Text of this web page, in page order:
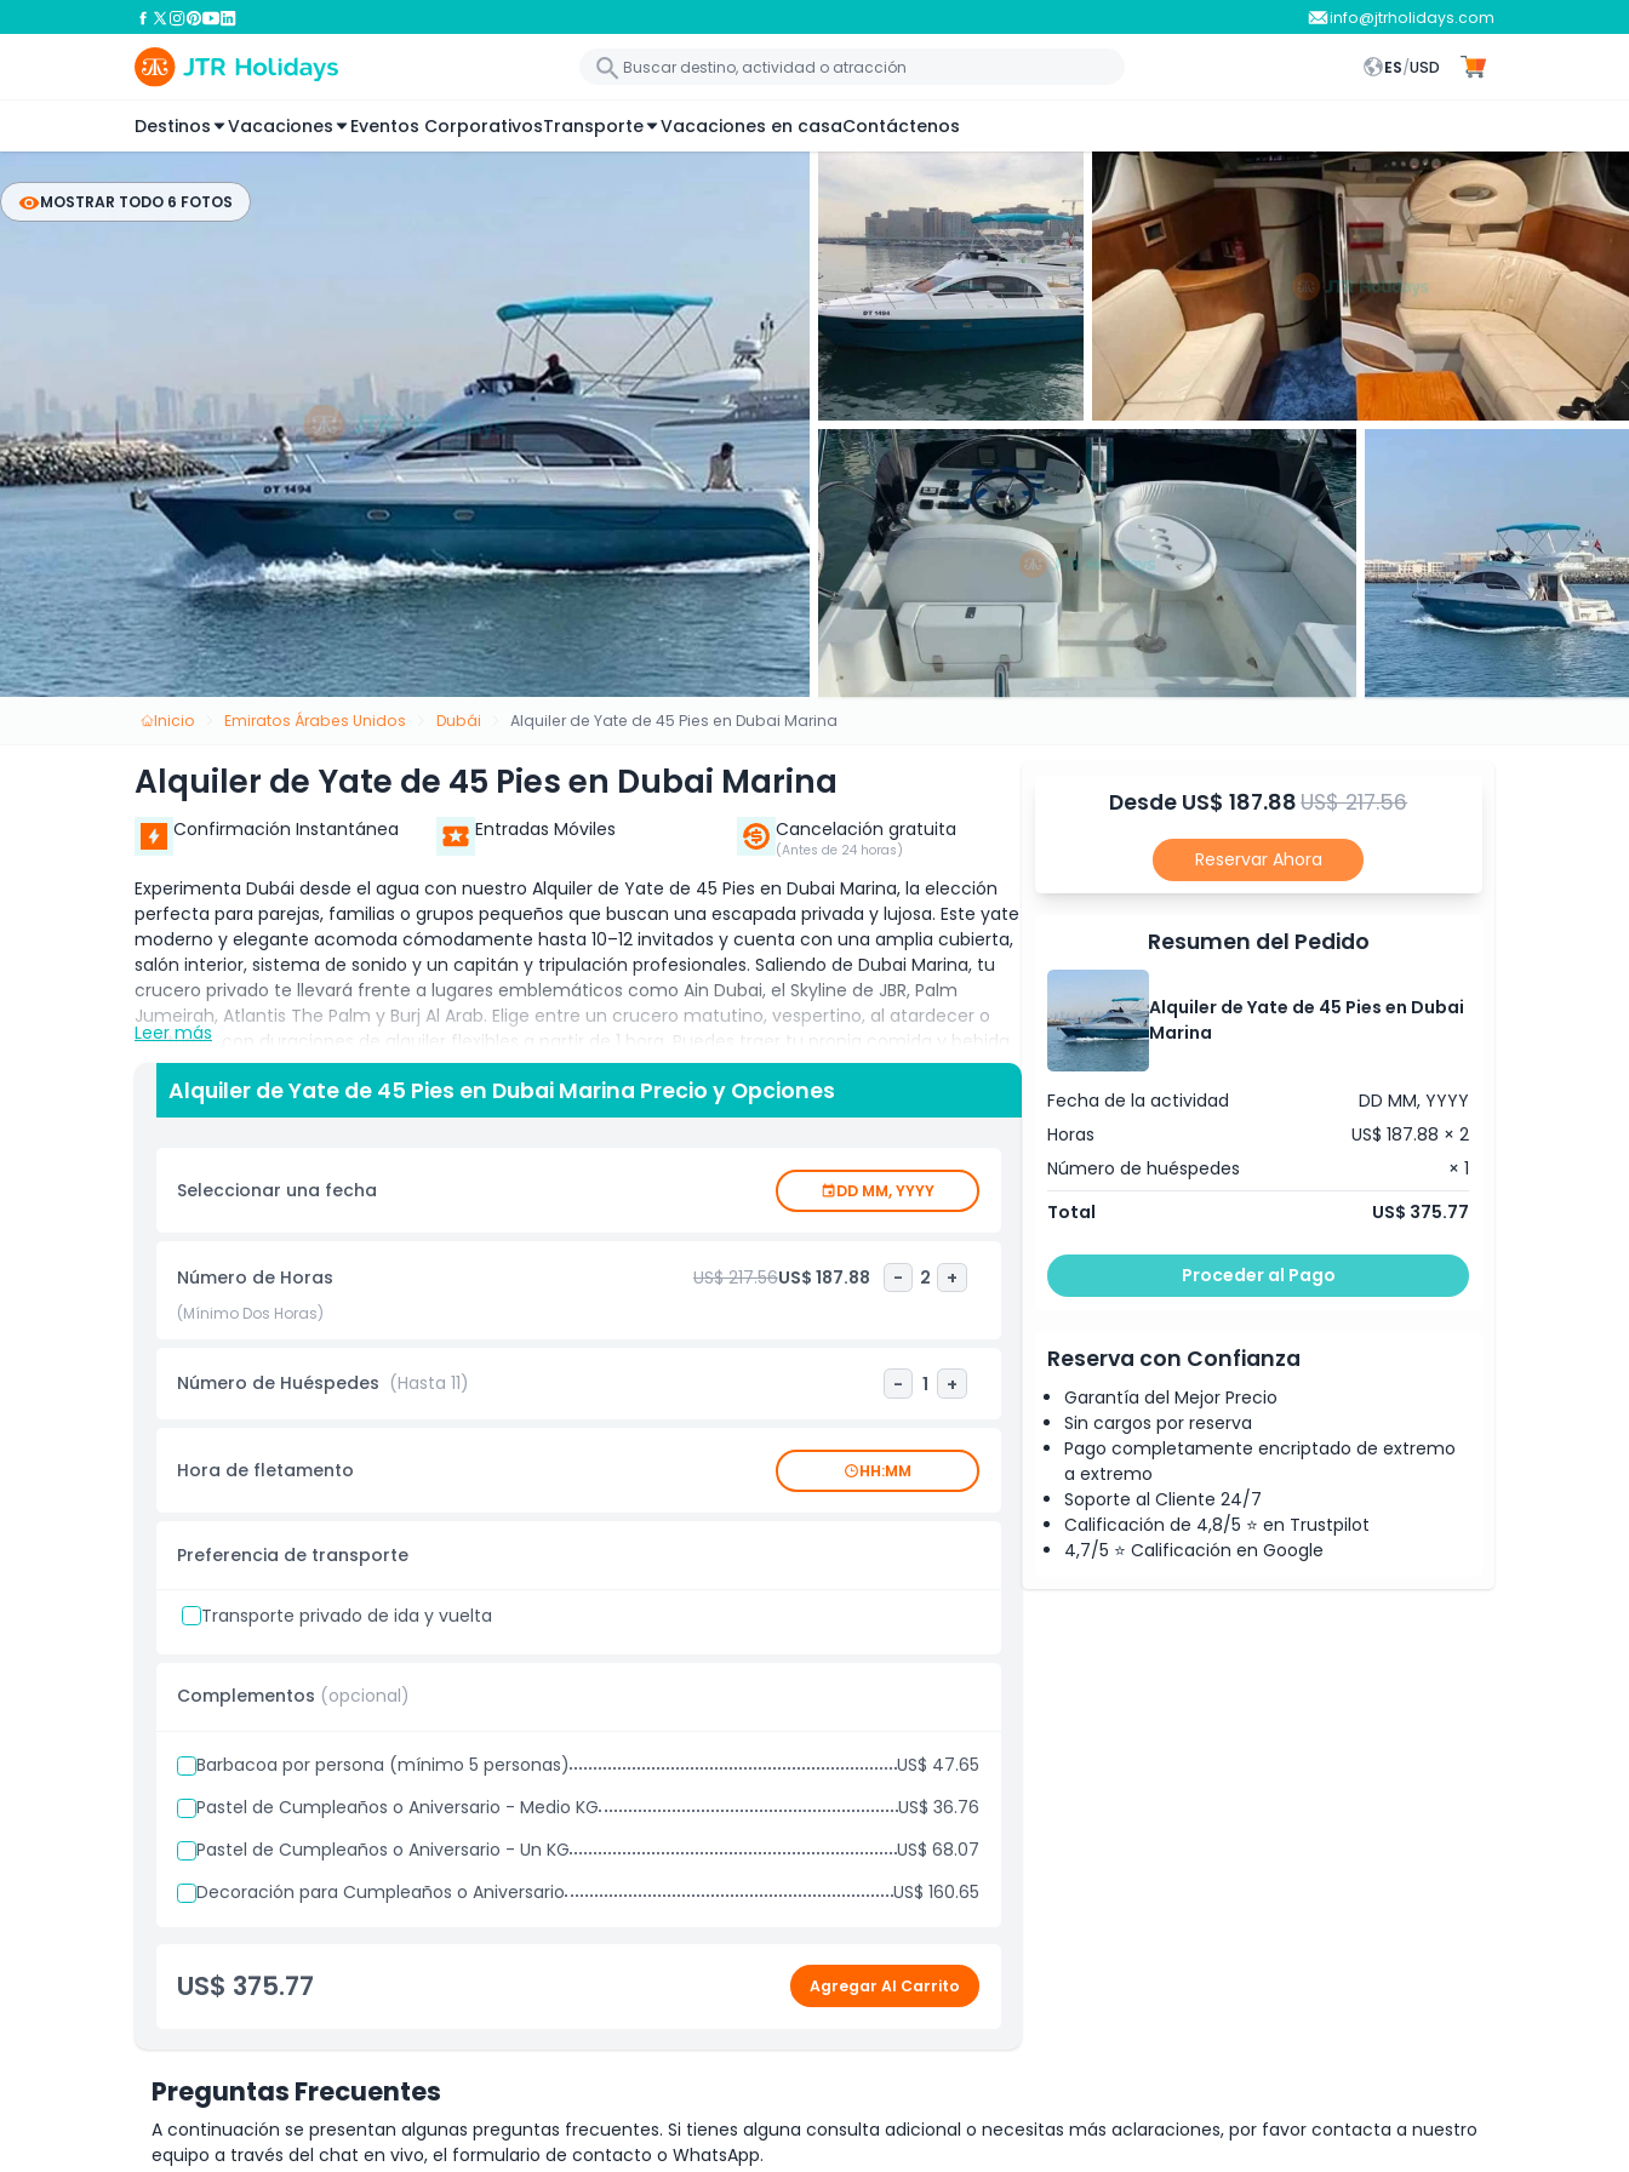
info@jtrholidays.com
ES/USD
Destinos Vacaciones Eventos CorporativosTransporte Vacaciones en casaContáctenos
MOSTRAR TODO 6 FOTOS
Inicio Emiratos Árabes Unidos Dubái Alquiler de Yate de 45 Pies en Dubai Marina
Alquiler de Yate de 45 Pies en Dubai Marina
Confirmación Instantánea Entradas Móviles Cancelación gratuita
(Antes de 24 horas)
Experimenta Dubái desde el agua con nuestro Alquiler de Yate de 45 Pies en Dubai Marina, la elección
perfecta para parejas, familias o grupos pequeños que buscan una escapada privada y lujosa. Este yate
moderno y elegante acomoda cómodamente hasta 10–12 invitados y cuenta con una amplia cubierta,
salón interior, sistema de sonido y un capitán y tripulación profesionales. Saliendo de Dubai Marina, tu
crucero privado te llevará frente a lugares emblemáticos como Ain Dubai, el Skyline de JBR, Palm
Jumeirah, Atlantis The Palm y Burj Al Arab. Elige entre un crucero matutino, vespertino, al atardecer o
nocturno, con duraciones de alquiler flexibles a partir de 1 hora. Puedes traer tu propia comida y bebida
o elegir los paquetes opcionales de catering con barbacoa para una experiencia de lujo completa. Ya
sea que celebres un cumpleaños, aniversario, propuesta o simplemente quieras disfrutar de las vistas
con amigos, este yate de 45 pies ofrece todo lo necesario para un momento inolvidable en el agua.
Política de Cancelación
Leer más
Alquiler de Yate de 45 Pies en Dubai Marina Precio y Opciones
Seleccionar una fecha DD MM, YYYY
Número de Horas US$ 217.56US$ 187.88 - 2 +
(Mínimo Dos Horas)
Número de Huéspedes (Hasta 11) - 1 +
Hora de fletamento HH:MM
Preferencia de transporte
Transporte privado de ida y vuelta
Complementos (opcional)
Barbacoa por persona (mínimo 5 personas)
US$ 47.65
Pastel de Cumpleaños o Aniversario - Medio KG
US$ 36.76
Pastel de Cumpleaños o Aniversario - Un KG
US$ 68.07
Decoración para Cumpleaños o Aniversario
US$ 160.65
US$ 375.77 Agregar Al Carrito
Desde US$ 187.88US$ 217.56
Reservar Ahora
Resumen del Pedido
Alquiler de Yate de 45 Pies en Dubai
Marina
Fecha de la actividad
DD MM, YYYY
Horas
US$ 187.88 × 2
Número de huéspedes
× 1
Total
US$ 375.77
Proceder al Pago
Reserva con Confianza
Garantía del Mejor Precio
Sin cargos por reserva
Pago completamente encriptado de extremo
a extremo
Soporte al Cliente 24/7
Calificación de 4,8/5 ⭐ en Trustpilot
4,7/5 ⭐ Calificación en Google
Preguntas Frecuentes
A continuación se presentan algunas preguntas frecuentes. Si tienes alguna consulta adicional o necesitas más aclaraciones, por favor contacta a nuestro
equipo a través del chat en vivo, el formulario de contacto o WhatsApp.